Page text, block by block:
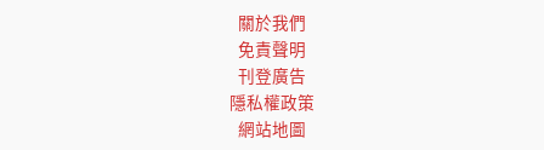
關於我們
免責聲明
刊登廣告
隱私權政策
網站地圖